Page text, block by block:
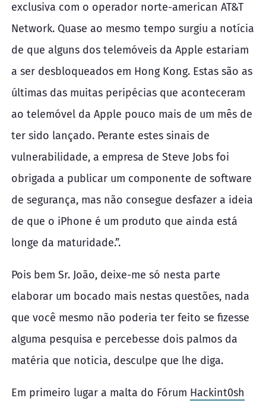
exclusiva com o operador norte-american AT&T
Network. Quase ao mesmo tempo surgiu a notícia
de que alguns dos telemóveis da Apple estariam
a ser desbloqueados em Hong Kong. Estas são as
últimas das muitas peripécias que aconteceram
ao telemóvel da Apple pouco mais de um mês de
ter sido lançado. Perante estes sinais de
vulnerabilidade, a empresa de Steve Jobs foi
obrigada a publicar um componente de software
de segurança, mas não consegue desfazer a ideia
de que o iPhone é um produto que ainda está
longe da maturidade.”.
Pois bem Sr. João, deixe-me só nesta parte
elaborar um bocado mais nestas questões, nada
que você mesmo não poderia ter feito se fizesse
alguma pesquisa e percebesse dois palmos da
matéria que noticia, desculpe que lhe diga.
Em primeiro lugar a malta do Fórum Hackint0sh